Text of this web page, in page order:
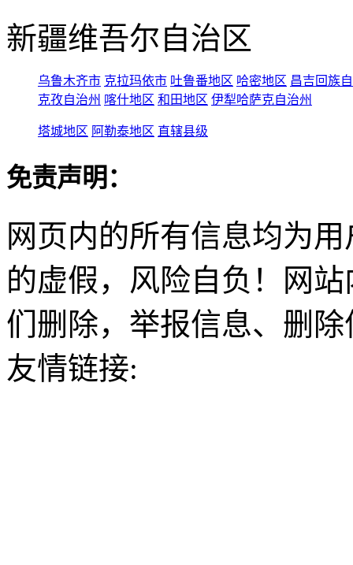
新疆维吾尔自治区
乌鲁木齐市 克拉玛依市 吐鲁番地区 哈密地区 昌吉回族
克孜自治州 喀什地区 和田地区 伊犁哈萨克自治州
塔城地区 阿勒泰地区 直辖县级
免责声明：
网页内的所有信息均为
的虚假，风险自负！网
们删除，举报信息、删
友情链接: